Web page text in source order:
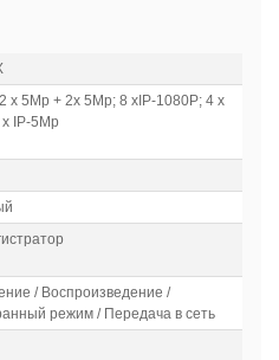
x 5Mp + 2x 5Mp; 8 xIP-1080P; 4 x
x IP-5Mp
/ Воспроизведение /
режим / Передача в сеть